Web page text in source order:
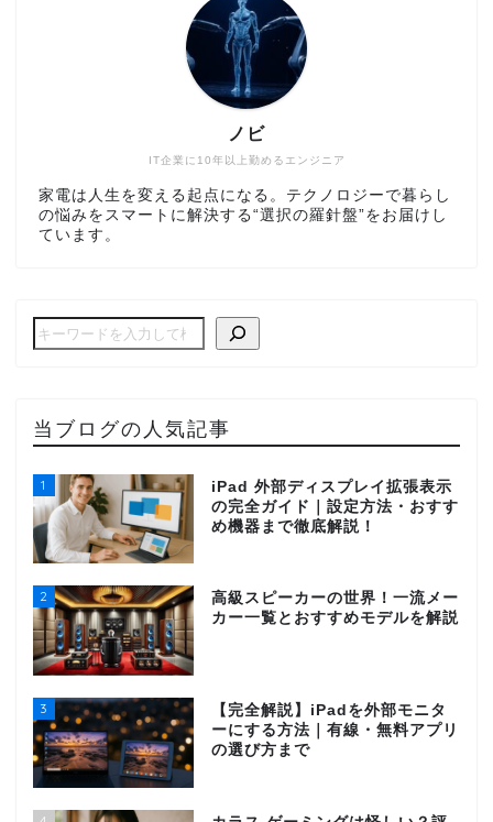
IT企業に10年以上勤めるエンジニア
ノビ
家電は人生を変える起点になる。テクノロジーで暮らし
の悩みをスマートに解決する“選択の羅針盤”をお届けし
ています。
当ブログの人気記事
1
iPad 外部ディスプレイ拡張表示
の完全ガイド｜設定方法・おすす
め機器まで徹底解説！
2
高級スピーカーの世界！一流メー
カー一覧とおすすめモデルを解説
3
【完全解説】iPadを外部モニタ
ーにする方法｜有線・無料アプリ
の選び方まで